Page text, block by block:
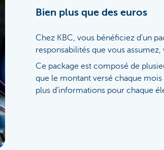
Bien plus que des euros
Chez KBC, vous bénéficiez d’un
responsabilités que vous
Ce package est composé de
que le montant versé chaque
plus d’informations pour chaque